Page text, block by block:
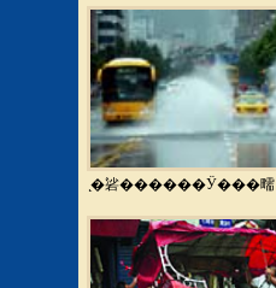
̨�硰������Ӱ���㽭